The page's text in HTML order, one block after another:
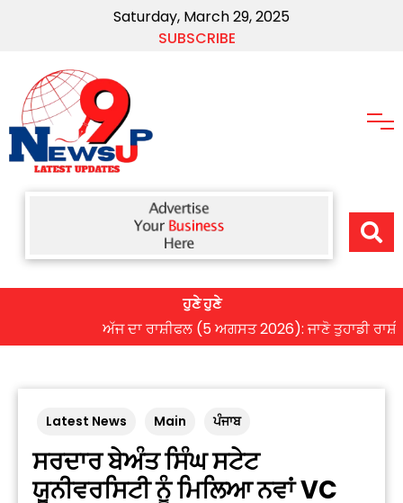
Saturday, March 29, 2025
SUBSCRIBE
ਹੁਣੇ ਹੁਣੇ
ਅੱਜ ਦਾ ਰਾਸ਼ੀਫਲ (5 ਅਗਸਤ 2026): ਜਾਣੋ ਤੁਹਾਡੀ ਰਾਸ਼ੀ ‘ਤੇ
Latest News Main ਪੰਜਾਬ
ਸਰਦਾਰ ਬੇਅੰਤ ਸਿੰਘ ਸਟੇਟ
ਯੂਨੀਵਰਸਿਟੀ ਨੂੰ ਮਿਲਿਆ ਨਵਾਂ VC